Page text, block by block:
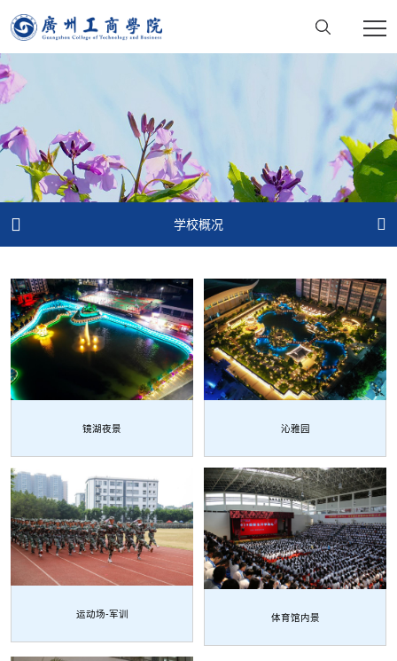
 学校概况 
镜湖夜景 沁雅园
运动场-军训 体育馆内景